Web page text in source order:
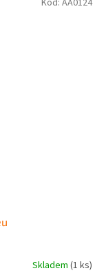
Skladem (1 ks)